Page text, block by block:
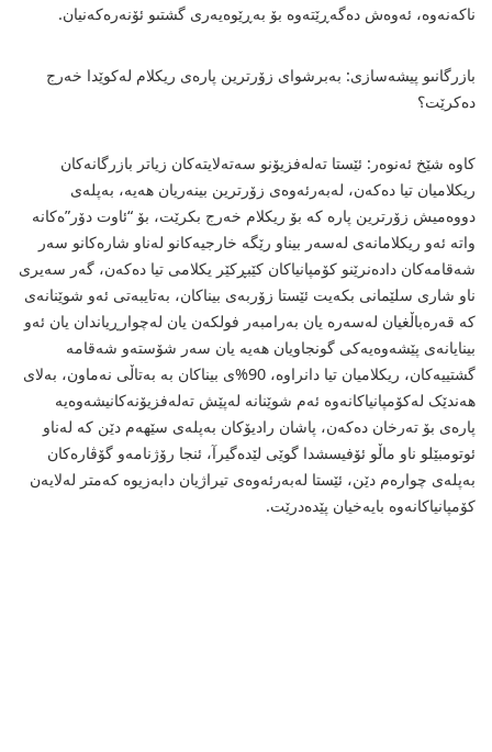
ناکەنەوە، ئەوەش دەگەڕێتەوە بۆ بەڕێوەیەرى گشتىو ئۆنەرەکەنیان.
بازرگانىو پیشەسازى: بەبرشواى زۆرترین پارەى ریکلام لەکوێدا خەرج
دەکرێت؟
کاوە شێخ ئەنوەر: ئێستا تەلەفزیۆنو سەتەلایتەکان زیاتر بازرگانەکان
ریکلامیان تیا دەکەن، لەبەرئەوەى زۆرترین بینەریان هەیە، بەپلەى
دووەمیش زۆرترین پارە کە بۆ ریکلام خەرج بکرێت، بۆ “ئاوت دۆر”ەکانە
واتە ئەو ریکلامانەى لەسەر بیناو رێگە خارجیەکانو لەناو شارەکانو سەر
شەقامەکان دادەنرێنو کۆمپانیاکان کێبڕکێر یکلامى تیا دەکەن، گەر سەیرى
ناو شارى سلێمانى بکەیت ئێستا زۆربەى بیناکان، بەتایبەتى ئەو شوێنانەى
کە قەرەباڵغیان لەسەرە یان بەرامبەر فولکەن یان لەچوارڕیاندان یان ئەو
بینایانەى پێشەوەیەکى گونجاویان هەیە یان سەر شۆستەو شەقامە
گشتییەکان، ریکلامیان تیا دانراوە، 90%ى بیناکان بە بەتاڵى نەماون، بەلاى
هەندێک لەکۆمپانیاکانەوە ئەم شوێنانە لەپێش تەلەفزیۆنەکانیشەوەیە
پارەى بۆ تەرخان دەکەن، پاشان رادیۆکان بەپلەى سێهەم دێن کە لەناو
ئوتومبێلو ناو ماڵو ئۆفیسشدا گوێى لێدەگیرآ، ئنجا رۆژنامەو گۆڤارەکان
بەپلەى چوارەم دێن، ئێستا لەبەرئەوەى تیراژیان دابەزیوە کەمتر لەلایەن
کۆمپانیاکانەوە بایەخیان پێدەدرێت.